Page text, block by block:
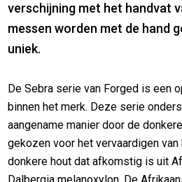
verschijning met het handvat
messen worden met de hand
uniek.
De Sebra serie van Forged is een
binnen het merk. Deze serie
aangename manier door de
gekozen voor het vervaardigen
donkere hout dat afkomstig is uit